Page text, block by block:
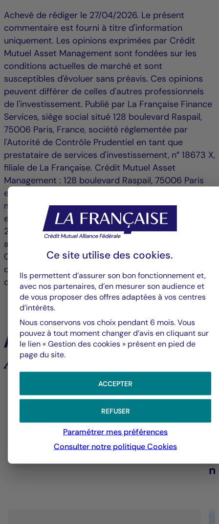
Achevé de rédiger le 27/04/2026. Le présent
commentaire est fourni à titre d'information
uniquement. Les opinions exprimées par Crédit
Mutuel Asset Management sont fondées sur les
conditions actuelles de marché et sont
susceptibles d'évoluer sans préavis. Ces opinions
peuvent différer de celles d'autres professionnels
de l'investissement. Publié par La Française Finance
Services, siège social situé 128 boulevard Raspail,
75006 Paris, France, société réglementée par
l'Autorité de Contrôle Prudentiel en tant que
prestataire de services d'investissement, n° 18673 X,
filiale de La Française. Crédit Mutuel Asset
Management : 128 boulevard Raspail, 75006 Paris
est une société de gestion agréée par l'Autorité des
marchés financiers sous le n° GP 97 138 et
enregistrée à l’ORIAS (www.orias.fr
) sous le n°
25003045 depuis le 11/04/2025. Société Anonyme
au capital de 3 871 680 €, RCS Paris n° 388 555
021, Crédit Mutuel Asset Management est une filiale
de Groupe La Française, holding de gestion d'actifs
du Crédit Mutuel Alliance Fédérale.
À la une
Analyses et tendances des marchés
6
Groupe La Française
Alerte fraude – Restez vigilants
Ce site utilise des cookies.
Ils permettent d’assurer son bon fonctionnement et,
avec nos partenaires, d’en mesurer son audience et
de vous proposer des offres adaptées à vos centres
d’intérêts.
Nous conservons vos choix pendant 6 mois. Vous
pouvez à tout moment changer d’avis en cliquant sur
le lien « Gestion des cookies » présent en pied de
page du site.
ACCEPTER
REFUSER
Paramétrer mes préférences
Consulter notre politiqueCookies